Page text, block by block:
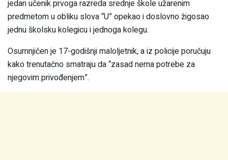
jedan učenik prvoga razreda srednje škole užarenim
predmetom u obliku slova “U” opekao i doslovno žigosao
jednu školsku kolegicu i jednoga kolegu.
Osumnjičen je 17-godišnji maloljetnik, a iz policije poručuju
kako trenutačno smatraju da “zasad nema potrebe za
njegovim privođenjem”.